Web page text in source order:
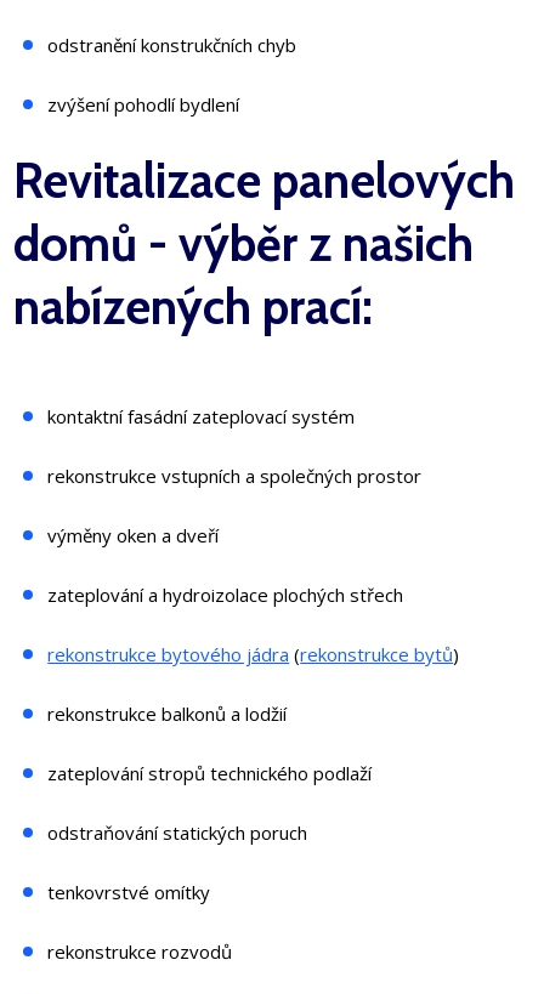
odstranění konstrukčních chyb
zvýšení pohodlí bydlení
Revitalizace panelových
domů - výběr z našich
nabízených prací:
kontaktní fasádní zateplovací systém
rekonstrukce vstupních a společných prostor
výměny oken a dveří
zateplování a hydroizolace plochých střech
rekonstrukce bytového jádra (rekonstrukce bytů)
rekonstrukce balkonů a lodžií
zateplování stropů technického podlaží
odstraňování statických poruch
tenkovrstvé omítky
rekonstrukce rozvodů